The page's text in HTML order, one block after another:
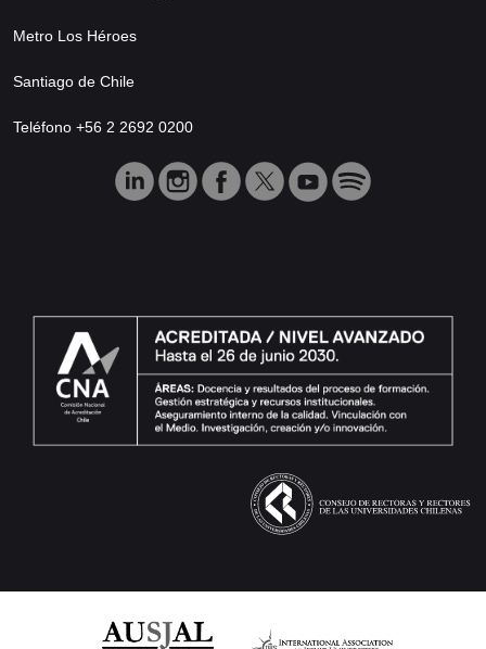
Metro Los Héroes
Santiago de Chile
Teléfono +56 2 2692 0200